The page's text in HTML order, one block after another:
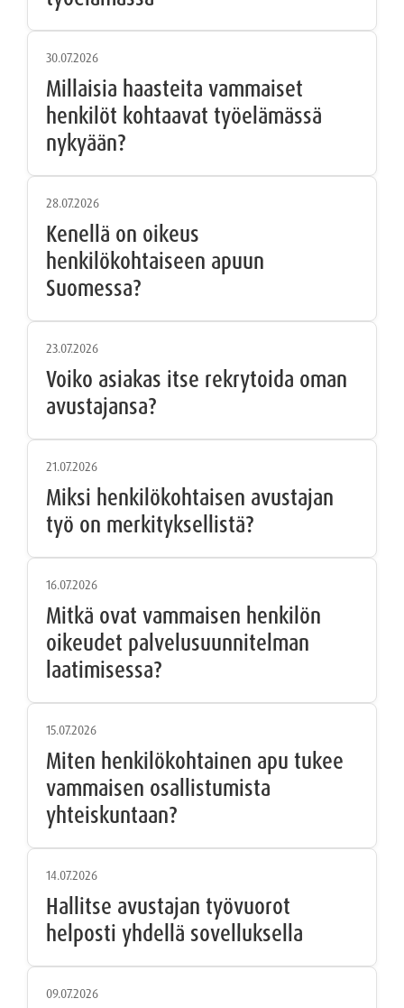
30.07.2026
Millaisia haasteita vammaiset
henkilöt kohtaavat työelämässä
nykyään?
28.07.2026
Kenellä on oikeus
henkilökohtaiseen apuun
Suomessa?
23.07.2026
Voiko asiakas itse rekrytoida oman
avustajansa?
21.07.2026
Miksi henkilökohtaisen avustajan
työ on merkityksellistä?
16.07.2026
Mitkä ovat vammaisen henkilön
oikeudet palvelusuunnitelman
laatimisessa?
15.07.2026
Miten henkilökohtainen apu tukee
vammaisen osallistumista
yhteiskuntaan?
14.07.2026
Hallitse avustajan työvuorot
helposti yhdellä sovelluksella
09.07.2026